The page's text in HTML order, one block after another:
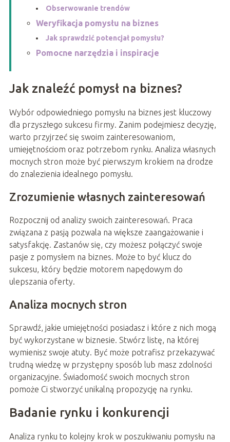
Obserwowanie trendów
Weryfikacja pomysłu na biznes
Jak sprawdzić potencjał pomysłu?
Pomocne narzędzia i inspiracje
Jak znaleźć pomysł na biznes?
Wybór odpowiedniego pomysłu na biznes jest kluczowy
dla przyszłego sukcesu firmy. Zanim podejmiesz decyzję,
warto przyjrzeć się swoim zainteresowaniom,
umiejętnościom oraz potrzebom rynku. Analiza własnych
mocnych stron może być pierwszym krokiem na drodze
do znalezienia idealnego pomysłu.
Zrozumienie własnych zainteresowań
Rozpocznij od analizy swoich zainteresowań. Praca
związana z pasją pozwala na większe zaangażowanie i
satysfakcję. Zastanów się, czy możesz połączyć swoje
pasje z pomysłem na biznes. Może to być klucz do
sukcesu, który będzie motorem napędowym do
ulepszania oferty.
Analiza mocnych stron
Sprawdź, jakie umiejętności posiadasz i które z nich mogą
być wykorzystane w biznesie. Stwórz listę, na której
wymienisz swoje atuty. Być może potrafisz przekazywać
trudną wiedzę w przystępny sposób lub masz zdolności
organizacyjne. Świadomość swoich mocnych stron
pomoże Ci stworzyć unikalną propozycję na rynku.
Badanie rynku i konkurencji
Analiza rynku to kolejny krok w poszukiwaniu pomysłu na